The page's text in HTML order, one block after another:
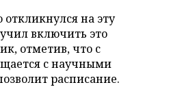
откликнулся на эту
включить это
отметив, что с
с научными
расписание.